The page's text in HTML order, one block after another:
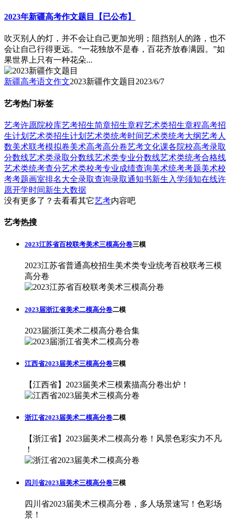
2023年新疆高考作文题目【已公布】
吹灭别人的灯，并不会让自己更加光明；阻挡别人的路，也不
会让自己行得更远。“一花独放不是春，百花齐放春满园。”如
果世界上只有一种花朵...
新疆高考语文作文2023新疆作文题目 2023/6/7
艺考热门标签
艺考许愿院校库艺考招生简章招生章程艺术类招生章程高考招
生计划 艺术类招生计划 艺术类统考时间艺术类统考大纲艺考人
数美术联考模拟卷美术高考高分卷艺考文化课各院校高考录取
分数线艺术类录取分数线艺术类专业分数线艺术类统考合格线
艺术类统考查分艺术类校考专业成绩查询美术统考考题美术校
考考题画室排名大全录取查询录取通知书新生入学须知在线许
愿开学时间新生大数据
没有更多了？去看看其它艺考内容吧
艺考热搜
2023江苏省百校联考美术三模高分卷三模
2023江苏省普通高校招生美术类专业统考百校联考三模
高分卷
2023届浙江省美术二模高分卷二模
2023届浙江美术二模高分卷合集
江西省2023届美术三模高分卷三模
【江西省】2023届美术三模素描高分卷出炉！
浙江省2023届美术二模高分卷二模
【浙江省】2023届美术二模高分卷！风景色彩实力不凡
！
四川省2023届美术三模高分卷三模
四川省2023届美术三模高分卷，多人场景速写！色彩场
景！